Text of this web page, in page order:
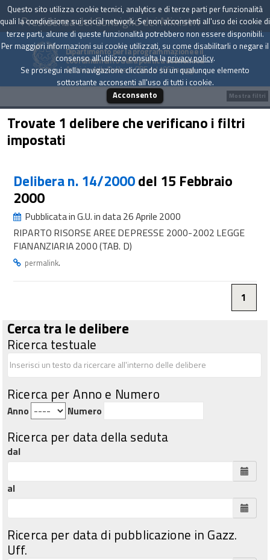
Presidenza del Consiglio dei Ministri
Dipartimento per la programmazione e il
coordinamento della politica economica
Archivio delle Delibere CIPE dal 1967 a oggi
Trovate 1 delibere che verificano i filtri
impostati
Delibera n. 14/2000del 15 Febbraio
2000
Pubblicata in G.U. in data 26 Aprile 2000
RIPARTO RISORSE AREE DEPRESSE 2000-2002 LEGGE
FIANANZIARIA 2000 (TAB. D)
permalink.
1
Cerca tra le delibere
Ricerca testuale
Ricerca per Anno e Numero
Anno Numero
Ricerca per data della seduta
dal
al
Ricerca per data di pubblicazione in Gazz.
Uff.
Mostra filtri
Questo sito utilizza cookie tecnici, analytics e di terze parti per funzionalità
quali la condivisione sui social network. Se non acconsenti all'uso dei cookie di
terze parti, alcune di queste funzionalità potrebbero non essere disponibili.
Per maggiori informazioni sui cookie utilizzati, su come disabilitarli o negare il
consenso all'utilizzo consulta laprivacy policy.
Se prosegui nella navigazione cliccando su un qualunque elemento
sottostante acconsenti all'uso di tutti i cookie.
Acconsento